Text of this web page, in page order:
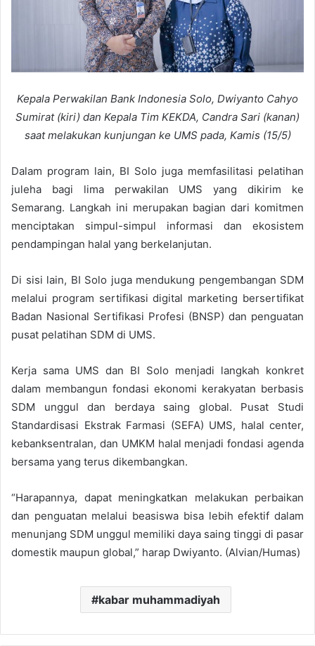
Kepala Perwakilan Bank Indonesia Solo, Dwiyanto Cahyo
Sumirat (kiri) dan Kepala Tim KEKDA, Candra Sari (kanan)
saat melakukan kunjungan ke UMS pada, Kamis (15/5)
Dalam program lain, BI Solo juga memfasilitasi pelatihan
juleha bagi lima perwakilan UMS yang dikirim ke
Semarang. Langkah ini merupakan bagian dari komitmen
menciptakan simpul-simpul informasi dan ekosistem
pendampingan halal yang berkelanjutan.
Di sisi lain, BI Solo juga mendukung pengembangan SDM
melalui program sertifikasi digital marketing bersertifikat
Badan Nasional Sertifikasi Profesi (BNSP) dan penguatan
pusat pelatihan SDM di UMS.
Kerja sama UMS dan BI Solo menjadi langkah konkret
dalam membangun fondasi ekonomi kerakyatan berbasis
SDM unggul dan berdaya saing global. Pusat Studi
Standardisasi Ekstrak Farmasi (SEFA) UMS, halal center,
kebanksentralan, dan UMKM halal menjadi fondasi agenda
bersama yang terus dikembangkan.
“Harapannya, dapat meningkatkan melakukan perbaikan
dan penguatan melalui beasiswa bisa lebih efektif dalam
menunjang SDM unggul memiliki daya saing tinggi di pasar
domestik maupun global,” harap Dwiyanto. (Alvian/Humas)
kabar muhammadiyah